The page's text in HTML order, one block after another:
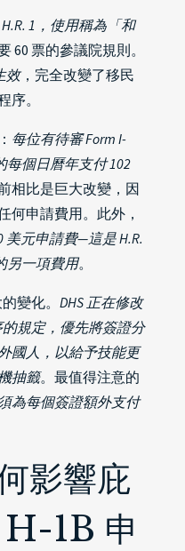
1，使用稱為「和
60 票的參議院規則。
效，完全改變了移民
序。
每位有待審 Form I-
每個日曆年支付 102
相比是巨大改變，因
何申請費用。此外，
美元申請費—這是 H.R.
另一項費用。
變化。 DHS 正在修改
的規定，優先將簽證分
國人，以給予技能更
抽籤。最值得注意的
為每個簽證額外支付
影響庇
1B 申